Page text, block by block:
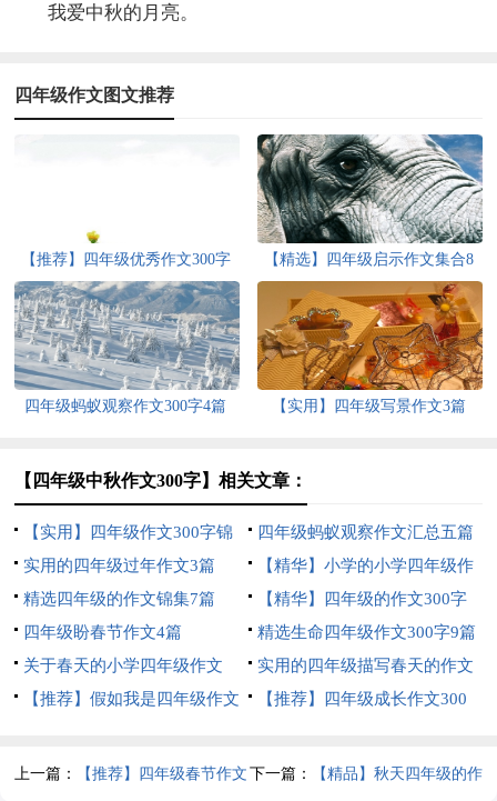
我爱中秋的月亮。
四年级作文图文推荐
【推荐】四年级优秀作文300字
汇编9篇
【精选】四年级启示作文集合8
篇
四年级蚂蚁观察作文300字4篇 【实用】四年级写景作文3篇
【四年级中秋作文300字】相关文章：
【实用】四年级作文300字锦
集5篇
四年级蚂蚁观察作文汇总五篇
实用的四年级过年作文3篇
【精华】小学的小学四年级作
文1200字集锦7篇
精选四年级的作文锦集7篇
【精华】四年级的作文300字
合集九篇
四年级盼春节作文4篇
精选生命四年级作文300字9篇
关于春天的小学四年级作文
400字8篇
实用的四年级描写春天的作文
合集六篇
【推荐】假如我是四年级作文
【推荐】四年级成长作文300
上一篇： 【推荐】四年级春节作文 下一篇： 【精品】秋天四年级的作